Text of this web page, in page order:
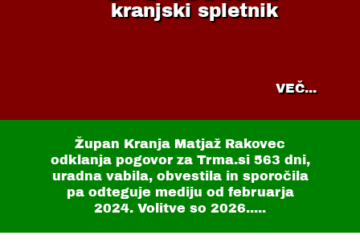
kranjski spletnik
VEČ...
Župan Kranja Matjaž Rakovec
odklanja pogovor za Trma.si 563 dni,
uradna vabila, obvestila in sporočila
pa odteguje mediju od februarja
2024. Volitve so 2026.....